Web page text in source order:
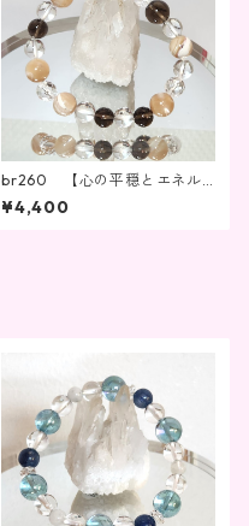
br260 【心の平穏とエネル
ギーの調和】
¥4,400